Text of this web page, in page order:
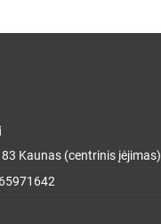
Kaunas (centrinis įėjimas)